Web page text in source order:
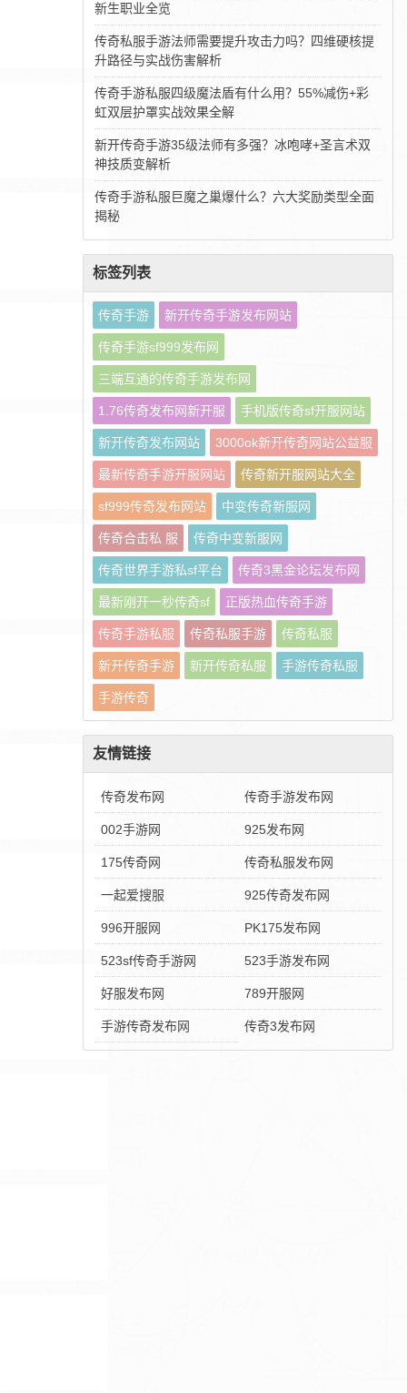
新生职业全览
传奇私服手游法师需要提升攻击力吗？四维硬核提
升路径与实战伤害解析
传奇手游私服四级魔法盾有什么用？55%减伤+彩
虹双层护罩实战效果全解
新开传奇手游35级法师有多强？冰咆哮+圣言术双
神技质变解析
传奇手游私服巨魔之巢爆什么？六大奖励类型全面
揭秘
标签列表
传奇手游 新开传奇手游发布网站
传奇手游sf999发布网
三端互通的传奇手游发布网
1.76传奇发布网新开服 手机版传奇sf开服网站
新开传奇发布网站 3000ok新开传奇网站公益服
最新传奇手游开服网站 传奇新开服网站大全
sf999传奇发布网站 中变传奇新服网
传奇合击私 服 传奇中变新服网
传奇世界手游私sf平台 传奇3黑金论坛发布网
最新刚开一秒传奇sf 正版热血传奇手游
传奇手游私服 传奇私服手游 传奇私服
新开传奇手游 新开传奇私服 手游传奇私服
手游传奇
友情链接
传奇发布网 传奇手游发布网
002手游网 925发布网
175传奇网 传奇私服发布网
一起爱搜服 925传奇发布网
996开服网 PK175发布网
523sf传奇手游网 523手游发布网
好服发布网 789开服网
手游传奇发布网 传奇3发布网